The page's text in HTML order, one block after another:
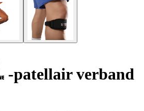
-patellair verband